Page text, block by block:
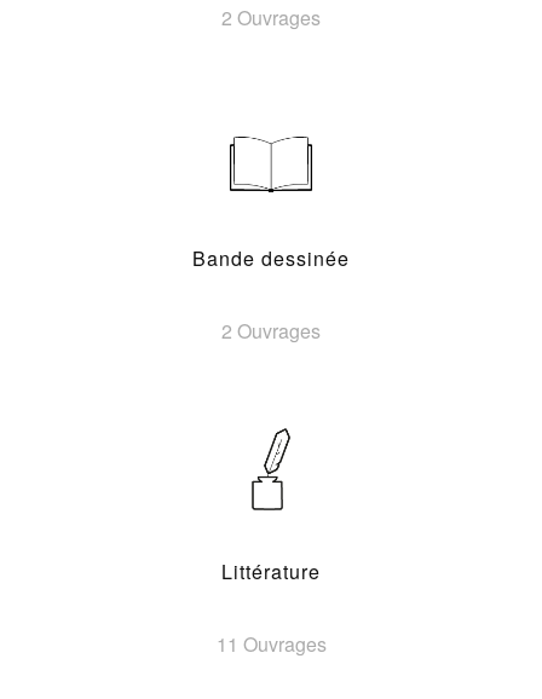
2 Ouvrages
Bande dessinée
2 Ouvrages
Littérature
11 Ouvrages